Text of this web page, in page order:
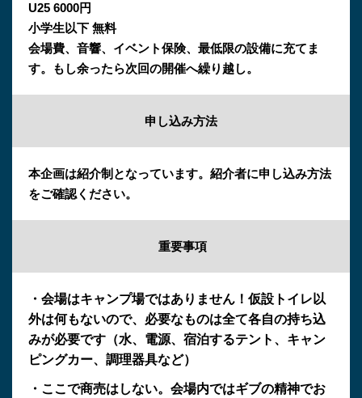
U25 6000円
小学生以下 無料
会場費、音響、イベント保険、最低限の設備に充てま
す。もし余ったら次回の開催へ繰り越し。
申し込み方法
本企画は紹介制となっています。紹介者に申し込み方法
をご確認ください。
重要事項
・会場はキャンプ場ではありません！仮設トイレ以
外は何もないので、必要なものは全て各自の持ち込
みが必要です（水、電源、宿泊するテント、キャン
ピングカー、調理器具など）
・ここで商売はしない。会場内ではギブの精神でお